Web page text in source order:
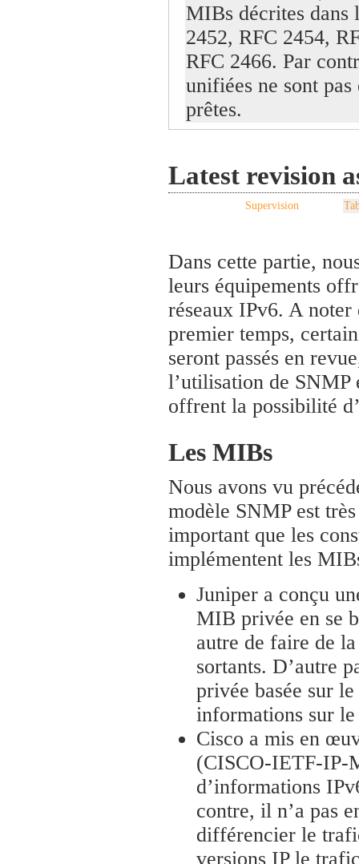
MIBs décrites dans
2452, RFC 2454,
RFC 2466. Par
unifiées ne sont pas
prêtes.
Latest revision
Supervision
Dans cette partie,
leurs équipements
réseaux IPv6. A noter
premier temps,
seront passés en
l’utilisation de SNMP
offrent la possibilité
Les MIBs
Nous avons vu
modèle SNMP est
important que les
implémentent les
Juniper a conçu
MIB privée en se
autre de faire de
sortants. D’autre
privée basée sur
informations sur
Cisco a mis en
(CISCO-IETF-IP-
d’informations
contre, il n’a pas
différencier le
versions IP le